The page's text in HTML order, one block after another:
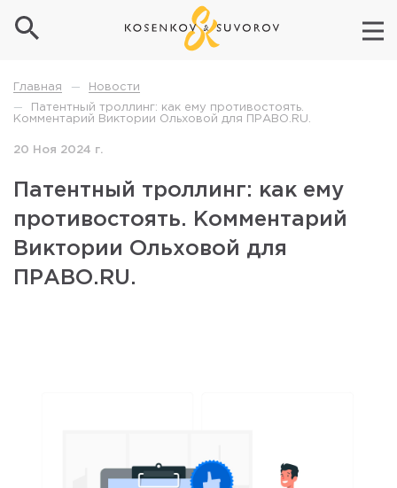
Главная — Новости
—
Патентный троллинг: как ему противостоять.
Комментарий Виктории Ольховой для ПРАВО.RU.
20 Ноя 2024 г.
Патентный троллинг: как ему
противостоять. Комментарий
Виктории Ольховой для
ПРАВО.RU.